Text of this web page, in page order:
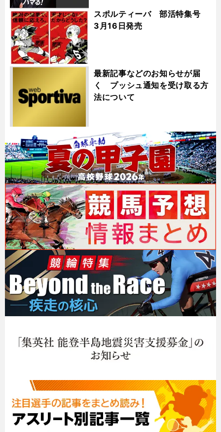
スポルティーバ 部活特集号
3月16日発売
最新記事などのお知らせが届
く プッシュ通知を受け取る方
法について